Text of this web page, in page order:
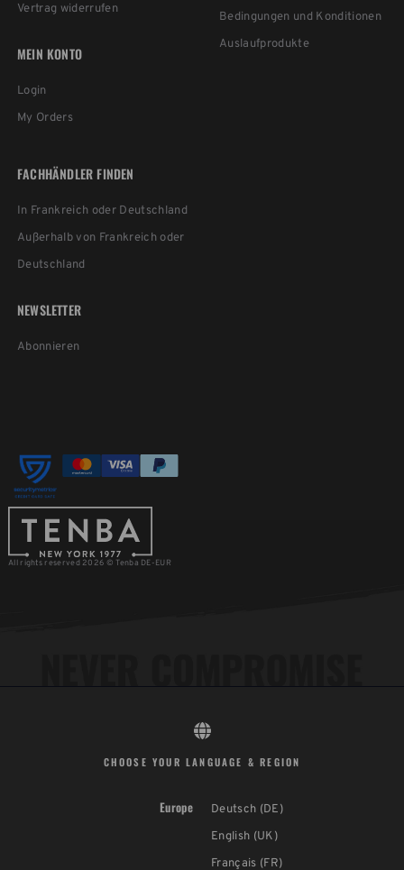
Vertrag widerrufen
Bedingungen und Konditionen
Auslaufprodukte
MEIN KONTO
Login
My Orders
FACHHÄNDLER FINDEN
In Frankreich oder Deutschland
Außerhalb von Frankreich oder
Deutschland
NEWSLETTER
Abonnieren
All rights reserved 2026 © Tenba DE-EUR
CHOOSE YOUR LANGUAGE & REGION
Europe
Deutsch (DE)
English (UK)
Français (FR)